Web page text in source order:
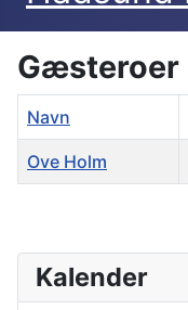
Gæsteroer
Navn
Ove Holm
Kalender